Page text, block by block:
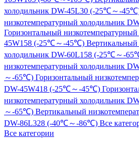
холодильник DW-45L30 (-25℃～-
низкотемпературный холодильник
Горизонтальный
45W158 (-25℃～-45℃) Вертикальный
холодильник DW-60L158 (-25℃～-
низкотемпературный холодильник
～-65℃) Горизонтальный
DW-45W418 (-25℃～-45℃)
низкотемпературный холодильник
～-65℃) Вертикальный
DW-86L328 (-40℃～-86℃) Все
Все категории